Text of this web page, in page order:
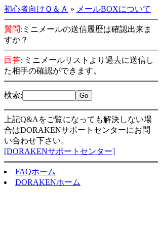
初心者向けＱ＆Ａ » メールBOXについて
質問: ミニメールの送信履歴は確認出来ま
すか？
回答: ミニメールリストより過去に送信し
た相手の確認ができます。
検索:
上記Q&Aをご覧になっても解決しない場
合はDORAKENサポートセンターにお問
い合わせ下さい。
[DORAKENサポートセンター]
FAQホーム
DORAKENホーム